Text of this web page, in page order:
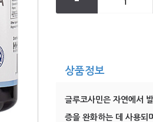
상품정보
글루코사민은 자연에서
증을 완화하는 데 사용되